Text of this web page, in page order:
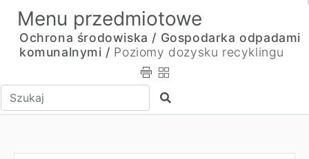
Menu przedmiotowe
Ochrona środowiska / Gospodarka odpadami
komunalnymi / Poziomy dozysku recyklingu
Wpisz tekst do wyszukania Szukaj